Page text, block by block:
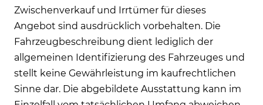
Zwischenverkauf und Irrtümer für dieses
Angebot sind ausdrücklich vorbehalten. Die
Fahrzeugbeschreibung dient lediglich der
allgemeinen Identifizierung des Fahrzeuges und
stellt keine Gewährleistung im kaufrechtlichen
Sinne dar. Die abgebildete Ausstattung kann im